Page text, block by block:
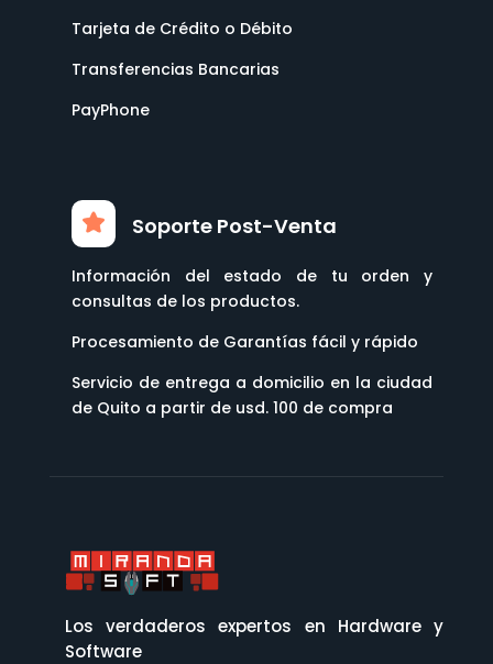
Tarjeta de Crédito o Débito
Transferencias Bancarias
PayPhone
Soporte Post-Venta
Información del estado de tu orden y
consultas de los productos.
Procesamiento de Garantías fácil y rápido
Servicio de entrega a domicilio en la ciudad
de Quito a partir de usd. 100 de compra
Los verdaderos expertos en Hardware y
Software